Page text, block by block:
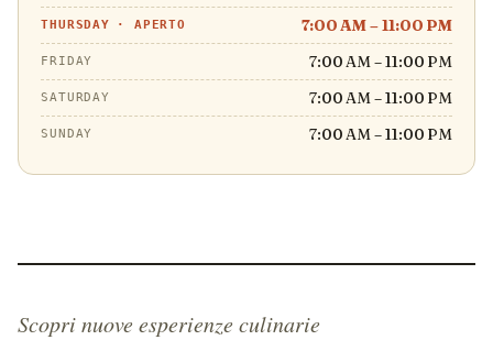
THURSDAY · APERTO 7:00 AM – 11:00 PM
FRIDAY 7:00 AM – 11:00 PM
SATURDAY 7:00 AM – 11:00 PM
SUNDAY 7:00 AM – 11:00 PM
Scopri nuove esperienze culinarie